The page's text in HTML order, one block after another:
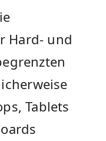
Hard- und
Tablets